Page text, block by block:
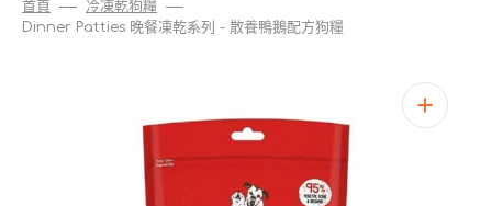
首頁
冷凍乾狗糧
Dinner Patties 晚餐凍乾系列 - 散養鴨鵝配方狗糧